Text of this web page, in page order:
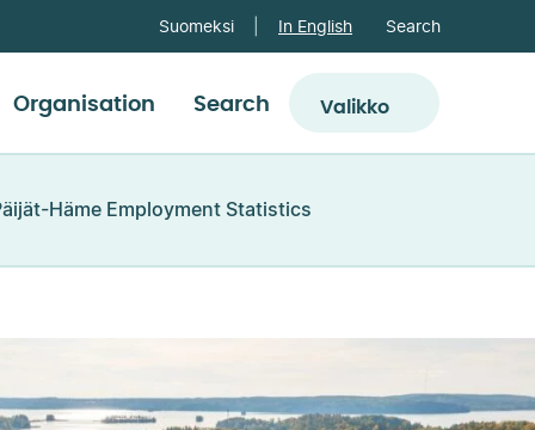
Suomeksi In English Search
Organisation Search Valikko
Häme Employment Statistics